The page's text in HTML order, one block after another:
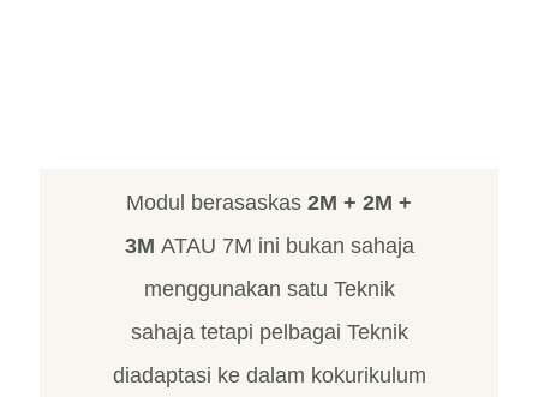
Modul berasaskas 2M + 2M +
3M ATAU 7M ini bukan sahaja
menggunakan satu Teknik
sahaja tetapi pelbagai Teknik
diadaptasi ke dalam kokurikulum